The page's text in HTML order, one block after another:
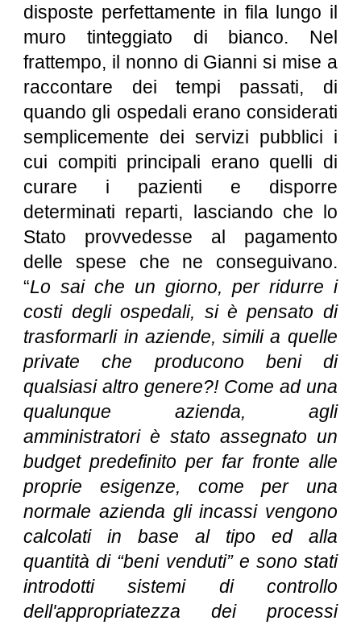
disposte perfettamente in fila lungo il
muro tinteggiato di bianco. Nel
frattempo, il nonno di Gianni si mise a
raccontare dei tempi passati, di
quando gli ospedali erano considerati
semplicemente dei servizi pubblici i
cui compiti principali erano quelli di
curare i pazienti e disporre
determinati reparti, lasciando che lo
Stato provvedesse al pagamento
delle spese che ne conseguivano.
“Lo sai che un giorno, per ridurre i
costi degli ospedali, si è pensato di
trasformarli in aziende, simili a quelle
private che producono beni di
qualsiasi altro genere?! Come ad una
qualunque azienda, agli
amministratori è stato assegnato un
budget predefinito per far fronte alle
proprie esigenze, come per una
normale azienda gli incassi vengono
calcolati in base al tipo ed alla
quantità di “beni venduti” e sono stati
introdotti sistemi di controllo
dell'appropriatezza dei processi